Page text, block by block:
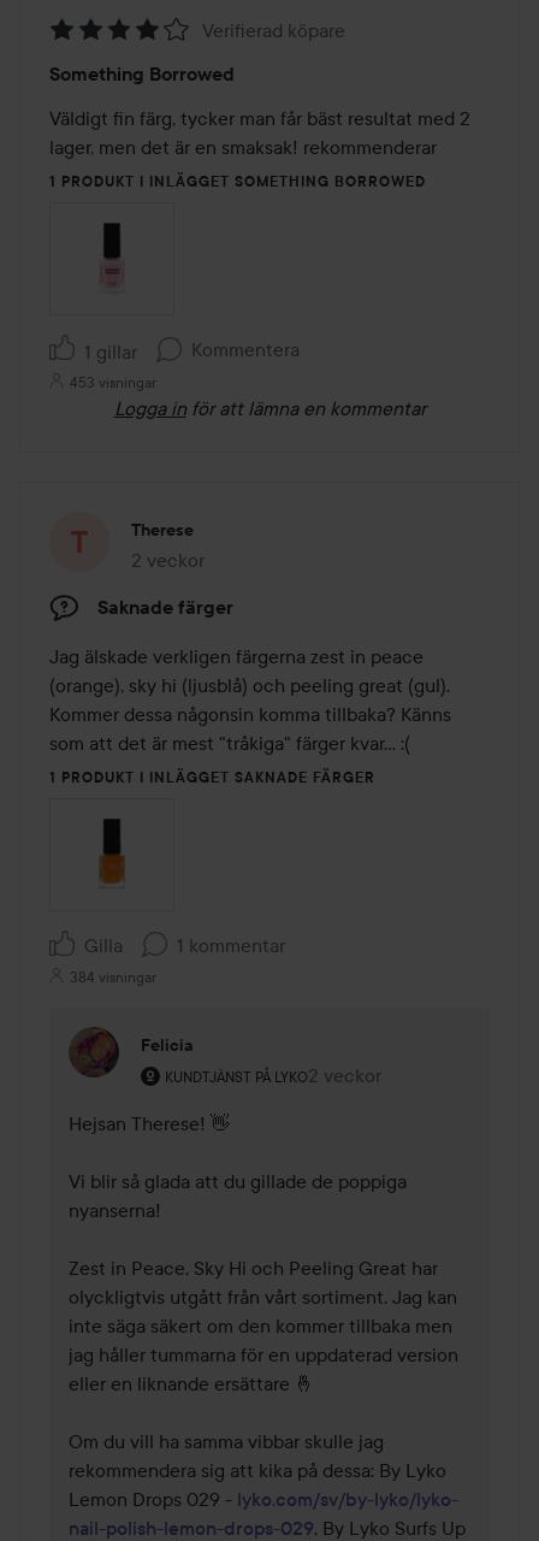
4
av
5
Verifierad köpare
Something Borrowed
Väldigt fin färg, tycker man får bäst resultat med 2
lager, men det är en smaksak! rekommenderar
1 PRODUKT I INLÄGGET SOMETHING BORROWED
1 gillar Kommentera
453 visningar
Logga in för att lämna en kommentar
Therese
2 veckor
Inlägget skapades 2 veckor
Saknade färger
Jag älskade verkligen färgerna zest in peace
(orange), sky hi (ljusblå) och peeling great (gul).
Kommer dessa någonsin komma tillbaka? Känns
som att det är mest "tråkiga" färger kvar... :(
1 PRODUKT I INLÄGGET SAKNADE FÄRGER
Gilla 1 kommentar
384 visningar
Felicia
KUNDTJÄNST PÅ LYKO
Användarens roll: Kundtjänst på Lyko.
2 veckor
Kommentaren lades 2
Hejsan Therese! 👋
Vi blir så glada att du gillade de poppiga
nyanserna!
Zest in Peace, Sky Hi och Peeling Great har
olyckligtvis utgått från vårt sortiment. Jag kan
inte säga säkert om den kommer tillbaka men
jag håller tummarna för en uppdaterad version
eller en liknande ersättare 🤞
Om du vill ha samma vibbar skulle jag
rekommendera sig att kika på dessa: By Lyko
Lemon Drops 029 - lyko.com/sv/by-lyko/lyko-
nail-polish-lemon-drops-029, By Lyko Surfs Up